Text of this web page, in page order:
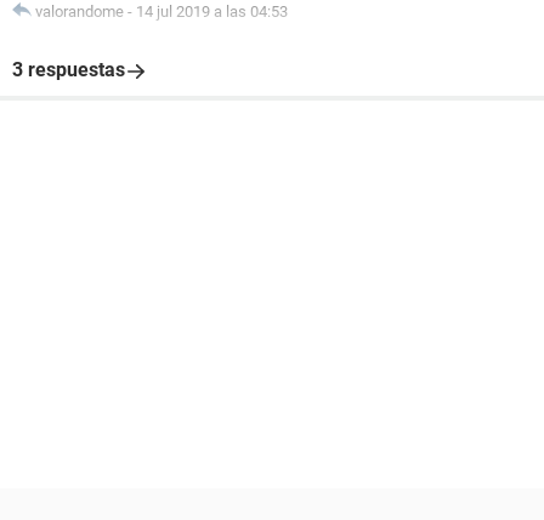
valorandome - 14 jul 2019 a las 04:53
3 respuestas